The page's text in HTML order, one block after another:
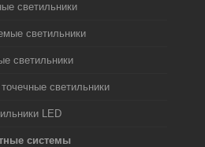
светильники
светильники
светильники
светильники
LED
системы